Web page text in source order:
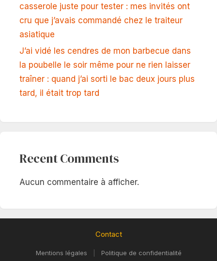
casserole juste pour tester : mes invités ont
cru que j’avais commandé chez le traiteur
asiatique
J’ai vidé les cendres de mon barbecue dans
la poubelle le soir même pour ne rien laisser
traîner : quand j’ai sorti le bac deux jours plus
tard, il était trop tard
Recent Comments
Aucun commentaire à afficher.
Contact
Mentions légales Politique de confidentialité